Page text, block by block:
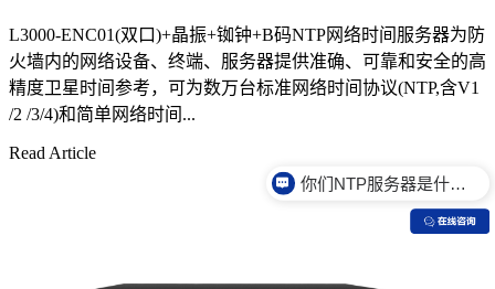
L3000-ENC01(双口)+晶振+铷钟+B码NTP网络时间服务器为防
火墙内的网络设备、终端、服务器提供准确、可靠和安全的高
精度卫星时间参考，可为数万台标准网络时间协议(NTP,含V1
/2 /3/4)和简单网络时间...
Read Article
你们NTP服务器是什么价格？